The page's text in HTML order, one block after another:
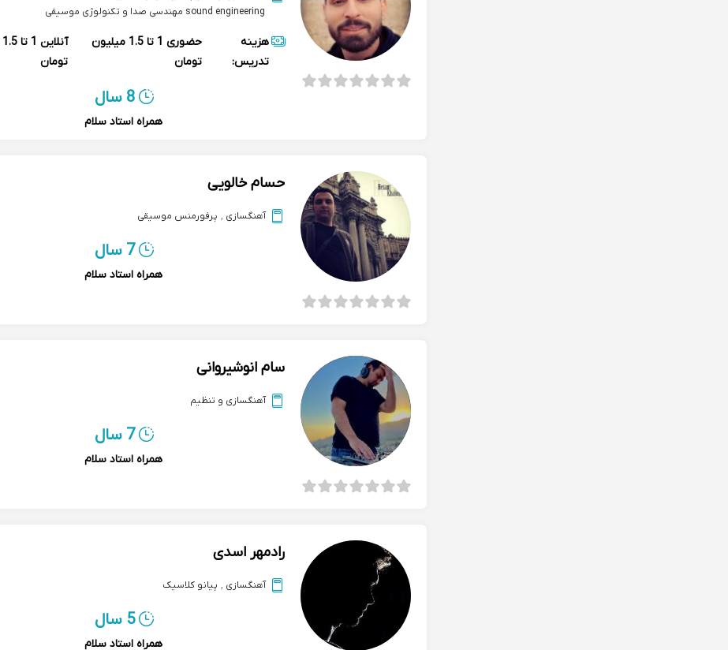
sound engineering مهندسی صدا و تکنولوژی موسیقی
هزینه
تدریس:
حضوری
1 تا 1.5 میلیون
تومان
آنلاین
تومان
8 سال
همراه استاد سلام
حسام خالویی
آهنگسازی , پرفورمنس موسیقی
7 سال
همراه استاد سلام
سام انوشیروانی
آهنگسازی و تنظیم
7 سال
همراه استاد سلام
رادمهر اسدی
آهنگسازی , پیانو کلاسیک
5 سال
همراه استاد سلام